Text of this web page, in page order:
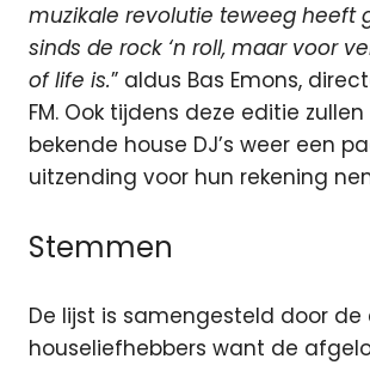
muzikale revolutie teweeg heeft
sinds de rock ‘n roll, maar voor
of life is.” aldus Bas Emons,
FM. Ook tijdens deze editie
bekende house DJ’s weer een
uitzending voor hun rekening
Stemmen
De lijst is samengesteld door de
houseliefhebbers want de